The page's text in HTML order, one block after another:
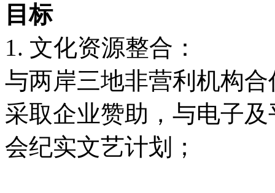
目标
1. 文化资源整合：
与两岸三地非营利机构
采取企业赞助，与电子
会纪实文艺计划；